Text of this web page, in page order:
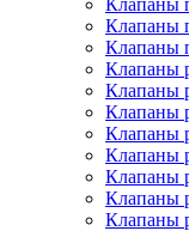
Клапаны
Клапаны
Клапаны
Клапаны
Клапаны
Клапаны
Клапаны
Клапаны
Клапаны
Клапаны
Клапаны